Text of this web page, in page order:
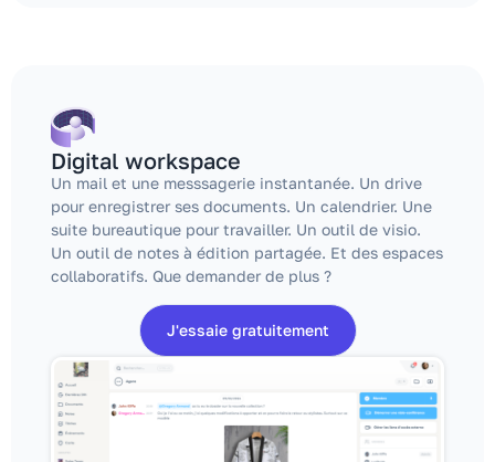
Digital workspace
Un mail et une messsagerie instantanée. Un drive
pour enregistrer ses documents. Un calendrier. Une
suite bureautique pour travailler. Un outil de visio.
Un outil de notes à édition partagée. Et des espaces
collaboratifs. Que demander de plus ?
J'essaie gratuitement